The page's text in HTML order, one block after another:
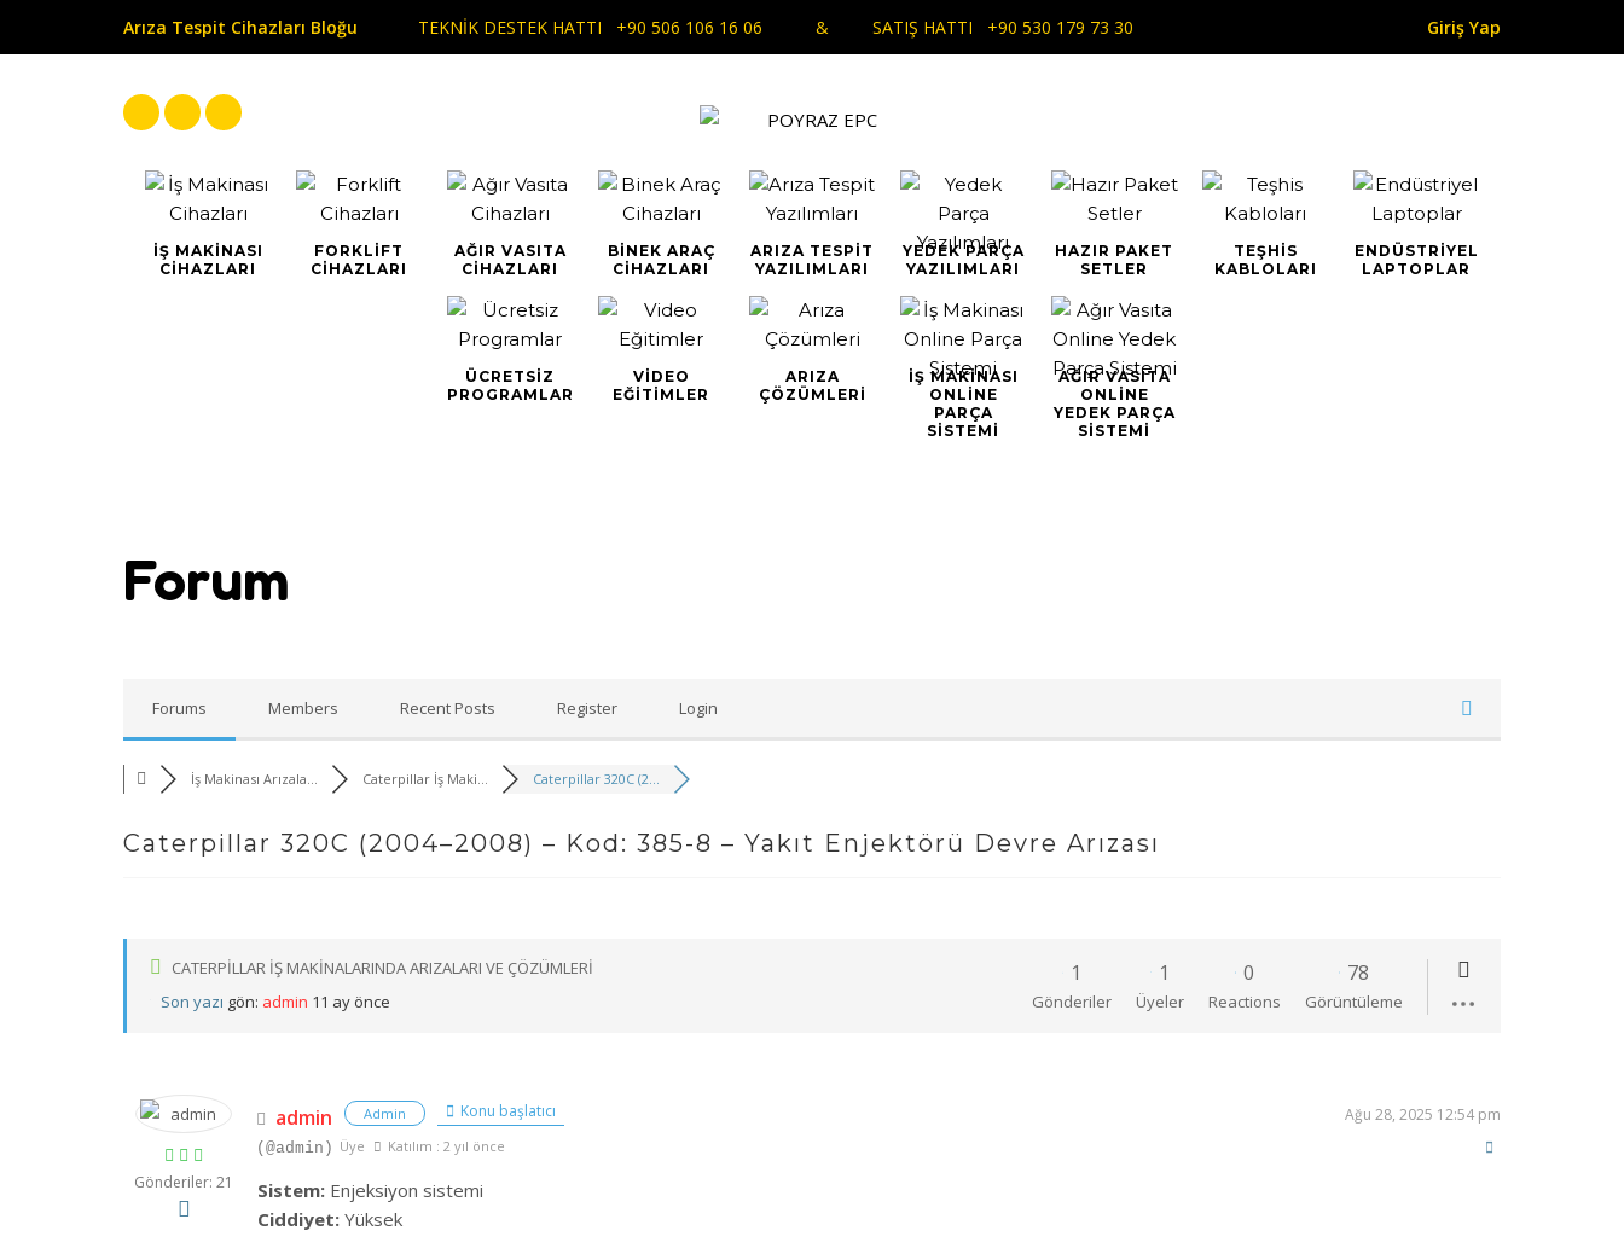
Arıza Tespit Cihazları Bloğu TEKNİK DESTEK HATTI +90 506 106 16 06 & SATIŞ HATTI +90 530 179 73 30 Giriş Yap
İŞ MAKINASI
CIHAZLARI
FORKLIFT
CIHAZLARI
AĞIR VASITA
CIHAZLARI
BINEK ARAÇ
CIHAZLARI
ARIZA TESPIT
YAZILIMLARI
YEDEK PARÇA
YAZILIMLARI
HAZIR PAKET
SETLER
TEŞHIS
KABLOLARI
ENDÜSTRIYEL
LAPTOPLAR
ÜCRETSIZ
PROGRAMLAR
VIDEO
EĞITIMLER
ARIZA
ÇÖZÜMLERI
İŞ MAKINASI
ONLINE
PARÇA
SISTEMI
AĞIR VASITA
ONLINE
YEDEK PARÇA
SISTEMI
Forum
Forums Members Recent Posts Register Login
İş Makinası Arızala... Caterpillar İş Maki... Caterpillar 320C (2...
Caterpillar 320C (2004–2008) – Kod: 385-8 – Yakıt Enjektörü Devre Arızası
CATERPILLAR İŞ MAKINALARINDA ARIZALARI VE ÇÖZÜMLERI
Son yazı gön: admin 11 ay önce
1
Gönderiler
1
Üyeler
0
Reactions
78
Görüntüleme
Gönderiler: 21
admin Admin Konu başlatıcı Ağu 28, 2025 12:54 pm
(@admin) Üye Katılım : 2 yıl önce
Sistem: Enjeksiyon sistemi
Ciddiyet: Yüksek